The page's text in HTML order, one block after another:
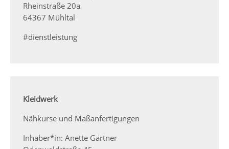
Rheinstraße 20a
64367 Mühltal
#dienstleistung
Kleidwerk
Nähkurse und Maßanfertigungen
Inhaber*in: Anette Gärtner